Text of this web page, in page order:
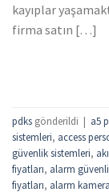
kayıplar
firma satın […]
pdks gönderildi | a5
sistemleri, access
güvenlik sistemleri,
fiyatları, alarm
fiyatları, alarm kamera